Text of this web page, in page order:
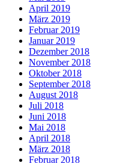
April 2019
März 2019
Februar 2019
Januar 2019
Dezember 2018
November 2018
Oktober 2018
September 2018
August 2018
Juli 2018
Juni 2018
Mai 2018
April 2018
März 2018
Februar 2018